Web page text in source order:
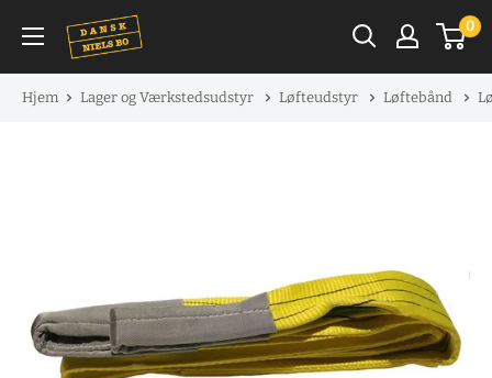
indhold
0
Hjem Lager og Værkstedsudstyr Løfteudstyr Løftebånd